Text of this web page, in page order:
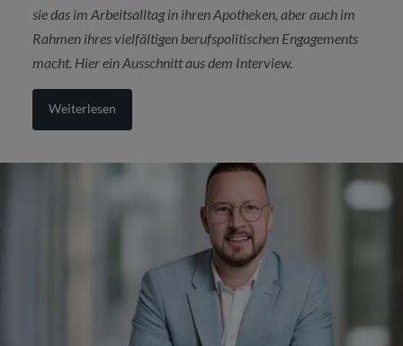
sie das im Arbeitsalltag in ihren Apotheken, aber auch im
Rahmen ihres vielfältigen berufspolitischen Engagements
macht. Hier ein Ausschnitt aus dem Interview.
Weiterlesen